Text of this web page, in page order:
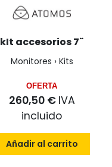
kIt accesorios 7¨
Monitores › Kits
OFERTA
260,50 € IVA
incluido
Añadir al carrito